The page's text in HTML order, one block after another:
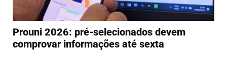
Prouni 2026: pré-selecionados devem
comprovar informações até sexta